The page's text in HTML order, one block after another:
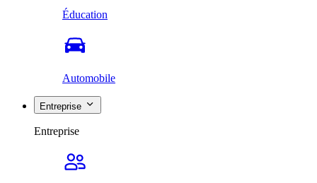
Éducation
Automobile
Entreprise
Entreprise